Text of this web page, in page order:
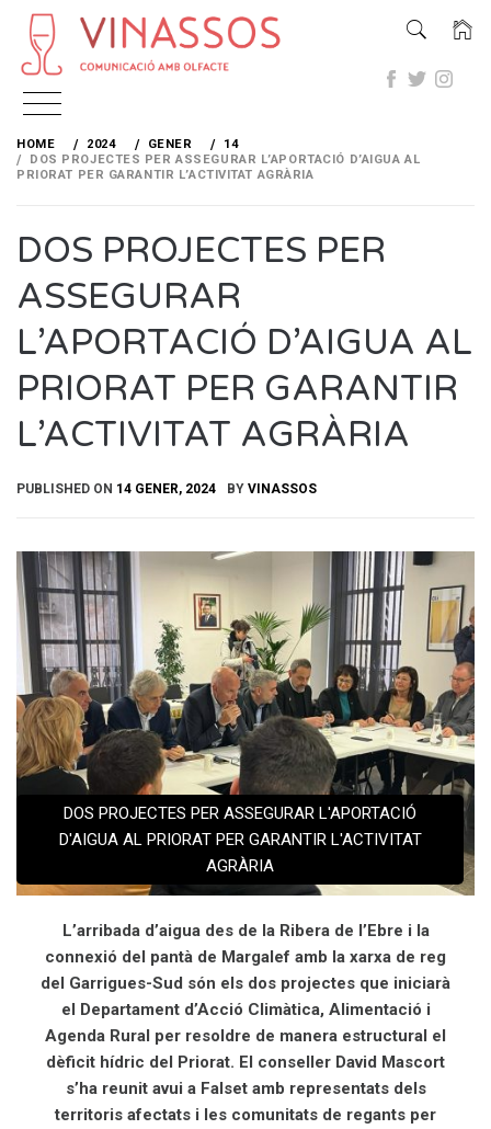
Skip
content
HOME 2024 GENER
14
DOS PROJECTES PER ASSEGURAR L’APORTACIÓ D’AIGUA AL
PRIORAT PER GARANTIR L’ACTIVITAT AGRÀRIA
DOS PROJECTES PER
ASSEGURAR
L’APORTACIÓ D’AIGUA AL
PRIORAT PER GARANTIR
L’ACTIVITAT AGRÀRIA
PUBLISHED ON 14 GENER, 2024 BY VINASSOS
DOS PROJECTES PER ASSEGURAR L'APORTACIÓ
D'AIGUA AL PRIORAT PER GARANTIR L'ACTIVITAT
AGRÀRIA
L’arribada d’aigua des de la Ribera de l’Ebre i la
connexió del pantà de Margalef amb la xarxa de reg
del Garrigues-Sud són els dos projectes que iniciarà
el Departament d’Acció Climàtica, Alimentació i
Agenda Rural per resoldre de manera estructural el
dèficit hídric del Priorat. El conseller David Mascort
s’ha reunit avui a Falset amb representats dels
territoris afectats i les comunitats de regants per